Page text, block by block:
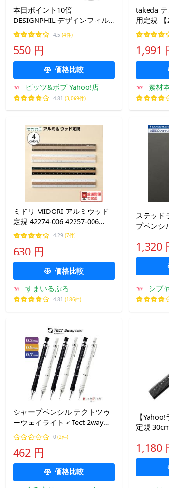
本日ポイント10倍
DESIGNPHIL デザインフィル
ミドリ 定規 アルミ＆ウッド定
規 15cm 黒
4.5 (4件)
550 円
価格比較
ビッツ&ボブ Yahoo!店
4.81 (3,069件)
takeda
用定規
ジ テン
規 製図
建築 図
1,991
素材
ミドリ MIDORI アルミウッド
定規 42274-006 42257-006
42270-006 42280-006 アルミ
木製 定規 15cm 測定 ものさし
4.29 (7件)
630 円
価格比較
すまいるぷろ
4.81 (186件)
ステッ
プペン
1,320
シブ
シャープペンシル テクトツゥ
ーウェイライト＜Tect 2way
light＞ 芯径0.3/0.5/0.7mm ゼ
ブラ 40-MAS42/MA42/MAB42-
** 【ネコポス可】 [M便 1/40]
0 (2件)
462 円
価格比較
【
定規
き1,180